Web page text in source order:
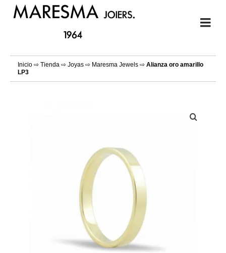
Inicio ⇨ Tienda ⇨ Joyas ⇨ Maresma Jewels ⇨ Alianza oro amarillo
LP3